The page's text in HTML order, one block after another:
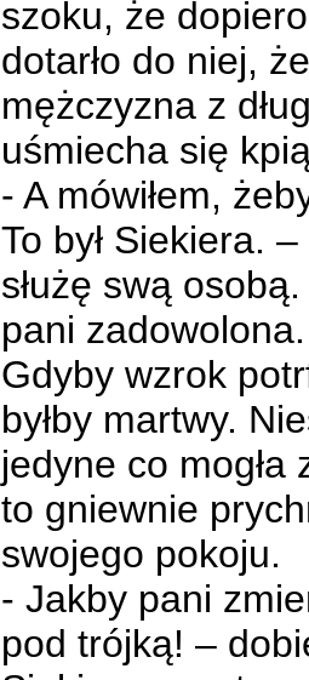
szoku, że
dotarło do niej,
mężczyzna z
uśmiecha się
- A mówiłem,
To był Siekiera.
służę swą
pani zadowolona.
Gdyby wzrok
byłby martwy.
jedyne co
to gniewnie
swojego pokoju.
- Jakby pani
pod trójką! –